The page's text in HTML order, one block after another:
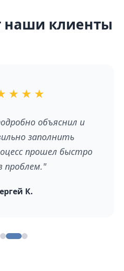
наши клиенты
★ ★ ★
объяснил и
заполнить
прошел быстро
проблем."
К.